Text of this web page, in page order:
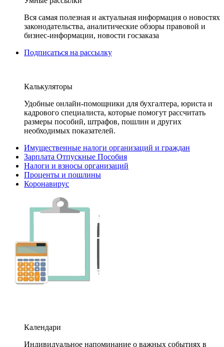
Вся самая полезная и актуальная информация о новостях
законодательства, аналитические обзоры правовой и
бизнес-информации, новости госзаказа
Подписаться на рассылку
Калькуляторы
Удобные онлайн-помощники для бухгалтера, юриста и
кадрового специалиста, которые помогут рассчитать
размеры пособий, штрафов, пошлин и других
необходимых показателей.
Имущественные налоги организаций и граждан
Зарплата Отпускные Пособия
Налоги и взносы организаций
Проценты и пошлины
Коронавирус
Календари
Индивидуальное напоминание о важных событиях в